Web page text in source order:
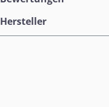
Hersteller